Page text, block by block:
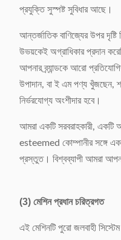
প্রযুক্তি সুস্পষ্ট সুবিধার আছে।
আন্তর্জাতিক বাণিজ্যের উপর
উভয়কেই অগ্রাধিকার প্রদান
আপনার ব্র্যান্ডকে আরো
উপাদান, বা ই এম পণ্য খুঁজছেন,
নির্ভরযোগ্য অংশীদার হবে।
আমরা একটি সরবরাহকারী, একটি
esteemed কোম্পানীর সঙ্গে
প্রস্তুত। বিশ্বব্যাপী আমরা
(3) মেশিন প্রধান চরিত্রগত
এই মেশিনটি পুরো জলবাহী